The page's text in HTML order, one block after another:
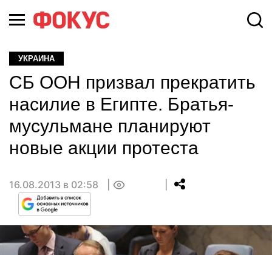
УКРАИНА
СБ ООН призвал прекратить
насилие в Египте. Братья-
мусульмане планируют
новые акции протеста
16.08.2013 в 02:58